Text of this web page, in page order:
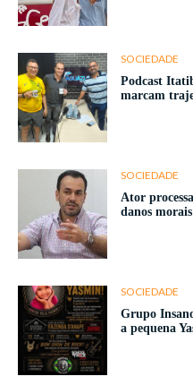
SOCIEDADE
Podcast
marcam
SOCIEDADE
Ator
danos
SOCIEDADE
Grupo
a pequena